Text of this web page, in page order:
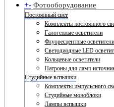
+- Фотооборудование
Постоянный свет
Комплекты постоянного
Галогенные осветители
Флуоресцентные осветители
Светодиодные LED
Кольцевые осветители
Патроны для ламп
Студийные вспышки
Комплекты импульсного
Студийные моноблоки
Лампы вспышки